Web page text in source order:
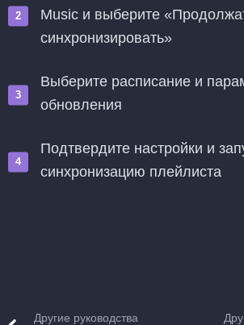
Music и выберите
синхронизировать»
Выберите расписание и
обновления
Подтвердите настройки и
синхронизацию плейлиста
Другие руководства